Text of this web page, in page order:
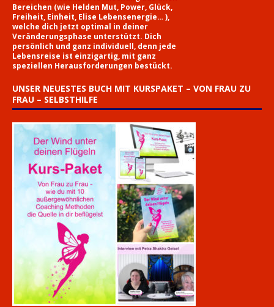
Bereichen (wie Helden Mut, Power, Glück,
Freiheit, Einheit, Elise Lebensenergie… ),
welche dich jetzt optimal in deiner
Veränderungsphase unterstützt. Dich
persönlich und ganz individuell, denn jede
Lebensreise ist einzigartig, mit ganz
speziellen Herausforderungen bestückt.
UNSER NEUESTES BUCH MIT KURSPAKET – VON FRAU ZU
FRAU – SELBSTHILFE